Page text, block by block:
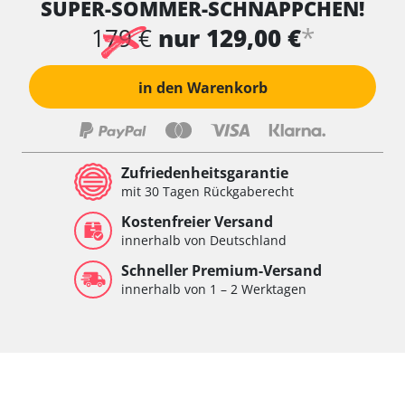
SUPER-SOMMER-SCHNÄPPCHEN!
179 € nur 129,00 €*
in den Warenkorb
Zufriedenheitsgarantie
mit 30 Tagen Rückgaberecht
Kostenfreier Versand
innerhalb von Deutschland
Schneller Premium-Versand
innerhalb von 1 – 2 Werktagen